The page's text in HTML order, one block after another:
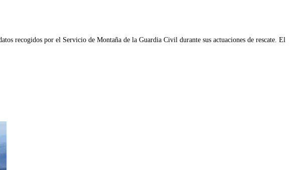
recogidos por el Servicio de Montaña de la Guardia Civil durante sus actuaciones de rescate. El